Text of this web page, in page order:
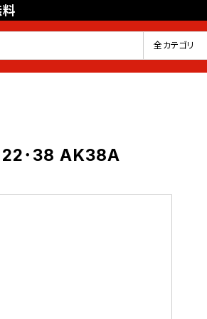
ログイン お気に入り
全カテゴリ
22･38 AK38A